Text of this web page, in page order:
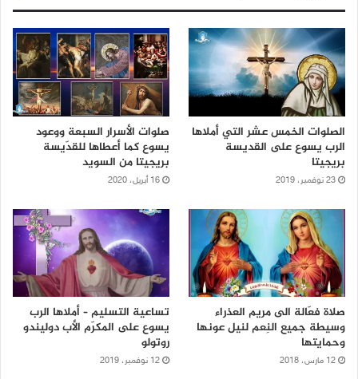
الصلوات الخمس عشر التي أملاها
الرب يسوع على القديسة
بريجيتا
23 نوفمبر، 2019
صلوات الأسرار السبعة ووعود
يسوع كما أعطاها للقدّيسة
بريجيتا من السويد
16 أبريل، 2020
صلاة فعّالة الى مريم العذراء
وسيطة جميع النِعم لنيل عونها
وحمايتها
12 مارس، 2018
تساعية التسليم – أملاها الرب
يسوع على المكرّم الأب دوليندو
روتولو
12 نوفمبر، 2019